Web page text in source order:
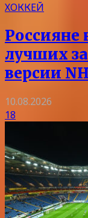
ХОККЕЙ
Россияне
лучших
версии
10.08.2026
18